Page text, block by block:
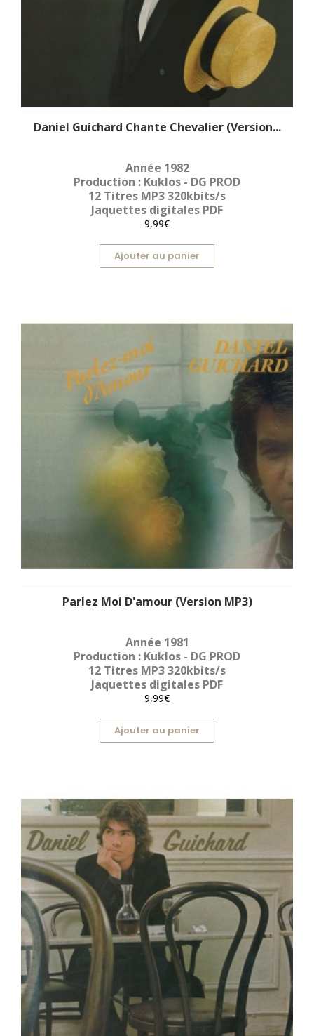
Daniel Guichard Chante Chevalier (Version...
Année 1982
Production : Kuklos - DG PROD
12 Titres MP3 320kbits/s
Jaquettes digitales PDF
9,99€
Ajouter au panier
Parlez Moi D'amour (Version MP3)
Année 1981
Production : Kuklos - DG PROD
12 Titres MP3 320kbits/s
Jaquettes digitales PDF
9,99€
Ajouter au panier